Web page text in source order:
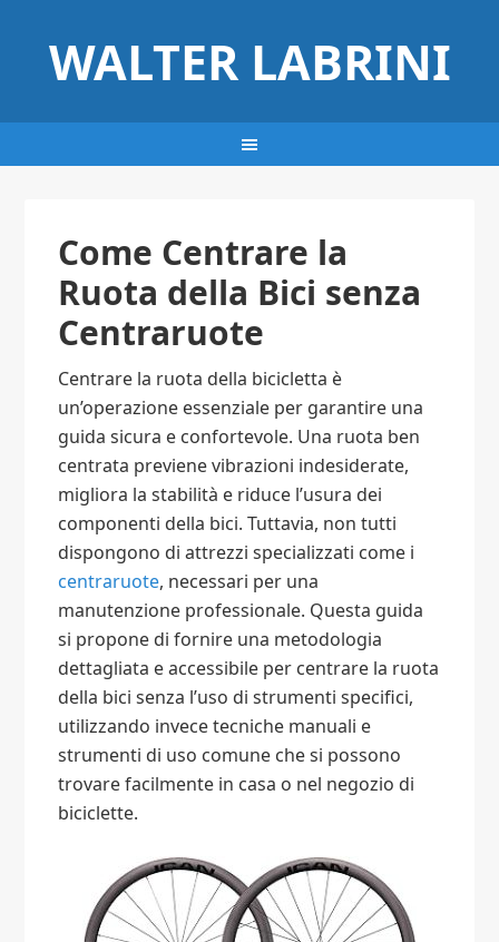
WALTER LABRINI
Come Centrare la
Ruota della Bici senza
Centraruote​
Centrare la ruota della bicicletta è
un’operazione essenziale per garantire una
guida sicura e confortevole. Una ruota ben
centrata previene vibrazioni indesiderate,
migliora la stabilità e riduce l’usura dei
componenti della bici. Tuttavia, non tutti
dispongono di attrezzi specializzati come i
centraruote, necessari per una
manutenzione professionale. Questa guida
si propone di fornire una metodologia
dettagliata e accessibile per centrare la ruota
della bici senza l’uso di strumenti specifici,
utilizzando invece tecniche manuali e
strumenti di uso comune che si possono
trovare facilmente in casa o nel negozio di
biciclette.